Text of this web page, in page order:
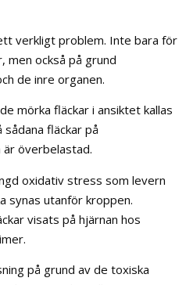
verkligt problem. Inte bara för
men också på grund
de inre organen.
mörka fläckar i ansiktet kallas
sådana fläckar på
överbelastad.
oxidativ stress som levern
synas utanför kroppen.
visats på hjärnan hos
på grund av de toxiska